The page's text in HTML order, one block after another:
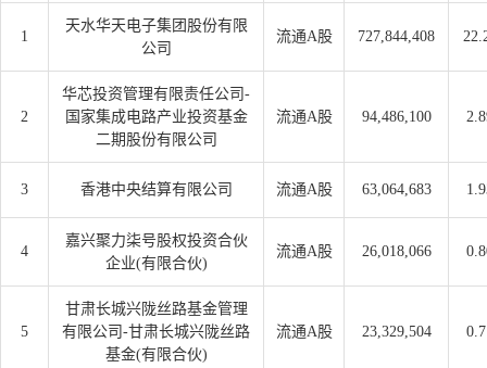
1
天水华天电子集团股份有限
公司
流通A股 727,844,408
2
华芯投资管理有限责任公司-
国家集成电路产业投资基金
二期股份有限公司
流通A股 94,486,100
3 香港中央结算有限公司 流通A股 63,064,683
4
嘉兴聚力柒号股权投资合伙
企业(有限合伙)
流通A股 26,018,066
5
甘肃长城兴陇丝路基金管理
有限公司-甘肃长城兴陇丝路
基金(有限合伙)
流通A股 23,329,504